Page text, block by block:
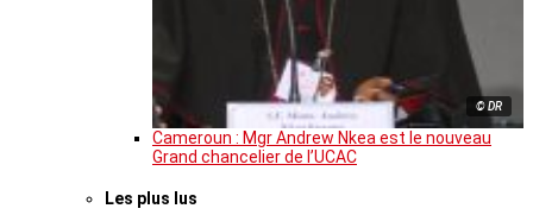
© DR
Cameroun : Mgr Andrew Nkea est le nouveau
Grand chancelier de l’UCAC
Les plus lus